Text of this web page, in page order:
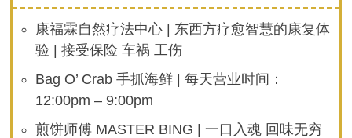
康福霖自然疗法中心 | 东西方疗愈智慧的康复体
验 | 接受保险 车祸 工伤
Bag O’ Crab 手抓海鲜 | 每天营业时间：
12:00pm – 9:00pm
煎饼师傅 MASTER BING | 一口入魂 回味无穷